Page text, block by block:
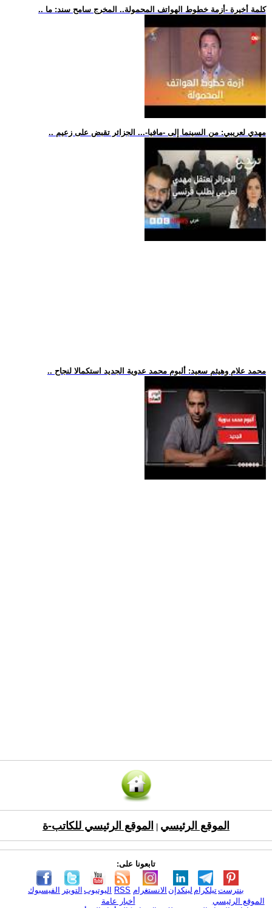
.. كلمة أخيرة -أزمة خطوط الهواتف المحمولة.. المخرج سامح سند: ما
.. مهدي لعريبي: من السينما إلى -مافيا-... الجزائر تقبض على زعيم
.. محمد علام وهيثم سعيد: ألبوم محمد عدوية الجديد استكمالا لنجاح
الموقع الرئيسي الموقع الرئيسي للكاتب-ة
تابعونا على:
الفيسبوك التويتر اليوتيوب RSS الانستغرام لينكدإن تيلكرامبنترست
الموقع الرئيسي
أخبار عامة